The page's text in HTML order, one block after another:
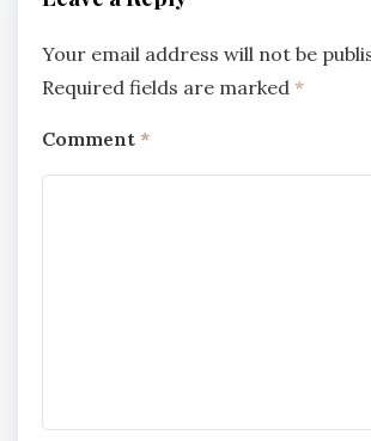
Your email address will not be
Required fields are marked *
Comment *